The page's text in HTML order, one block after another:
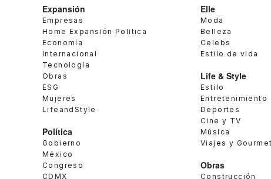
Expansión
Empresas
Home Expansión Politica
Economía
Internacional
Tecnología
Obras
ESG
Mujeres
LifeandStyle
Política
Gobierno
México
Congreso
CDMX
Elle
Moda
Belleza
Celebs
Estilo de vida
Life & Style
Estilo
Entretenimiento
Deportes
Cine y TV
Música
Viajes y Gourmet
Obras
Construcción